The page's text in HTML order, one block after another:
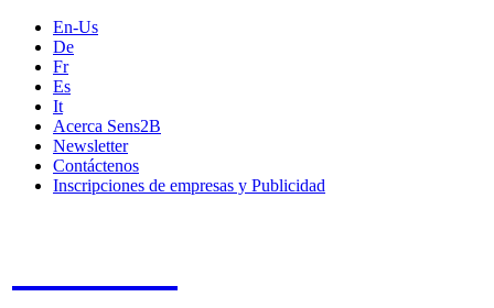
En-Us
De
Fr
Es
It
Acerca Sens2B
Newsletter
Contáctenos
Inscripciones de empresas y Publicidad